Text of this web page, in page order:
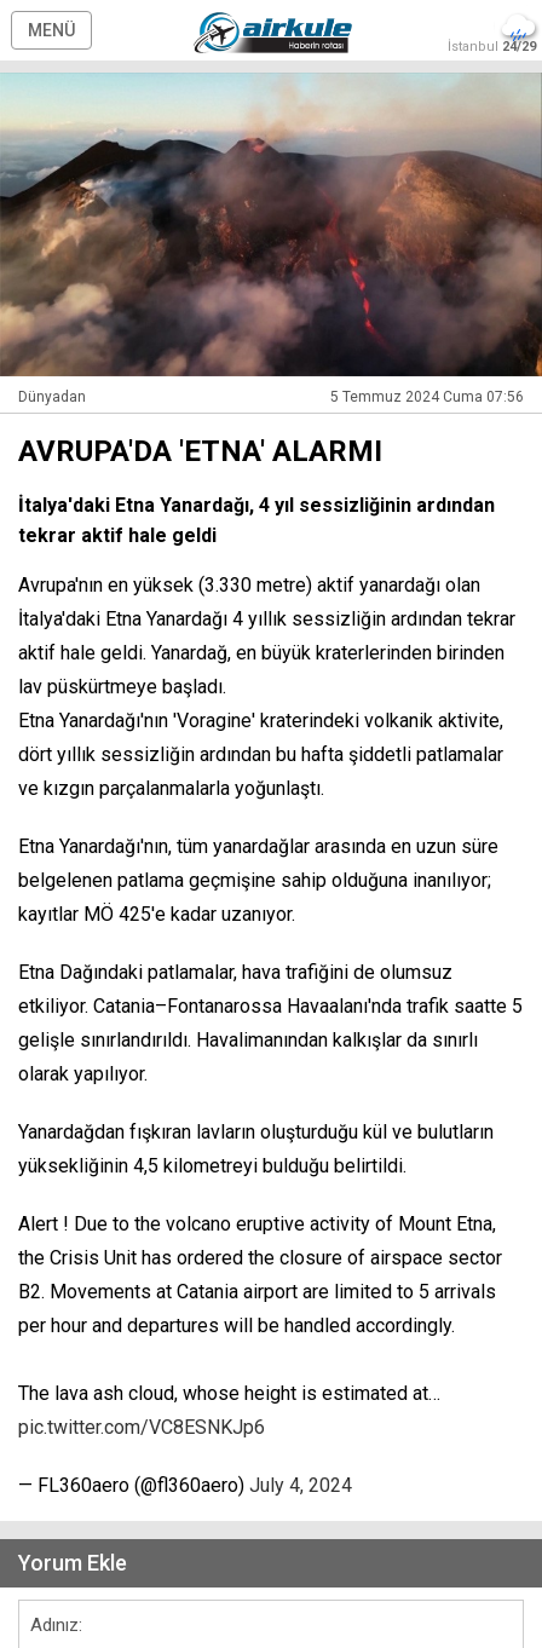
MENÜ
İstanbul 24/29
Dünyadan 5 Temmuz 2024 Cuma 07:56
AVRUPA'DA 'ETNA' ALARMI
İtalya'daki Etna Yanardağı, 4 yıl sessizliğinin ardından
tekrar aktif hale geldi
Avrupa'nın en yüksek (3.330 metre) aktif yanardağı olan
İtalya'daki Etna Yanardağı 4 yıllık sessizliğin ardından tekrar
aktif hale geldi. Yanardağ, en büyük kraterlerinden birinden
lav püskürtmeye başladı.
Etna Yanardağı'nın 'Voragine' kraterindeki volkanik aktivite,
dört yıllık sessizliğin ardından bu hafta şiddetli patlamalar
ve kızgın parçalanmalarla yoğunlaştı.
Etna Yanardağı'nın, tüm yanardağlar arasında en uzun süre
belgelenen patlama geçmişine sahip olduğuna inanılıyor;
kayıtlar MÖ 425'e kadar uzanıyor.
Etna Dağındaki patlamalar, hava trafiğini de olumsuz
etkiliyor. Catania–Fontanarossa Havaalanı'nda trafik saatte 5
gelişle sınırlandırıldı. Havalimanından kalkışlar da sınırlı
olarak yapılıyor.
Yanardağdan fışkıran lavların oluşturduğu kül ve bulutların
yüksekliğinin 4,5 kilometreyi bulduğu belirtildi.
Alert ! Due to the volcano eruptive activity of Mount Etna,
the Crisis Unit has ordered the closure of airspace sector
B2. Movements at Catania airport are limited to 5 arrivals
per hour and departures will be handled accordingly.
The lava ash cloud, whose height is estimated at…
pic.twitter.com/VC8ESNKJp6
— FL360aero (@fl360aero) July 4, 2024
Yorum Ekle